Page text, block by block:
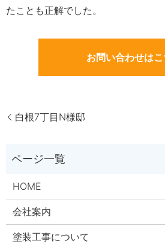
たことも正解でした。
お問い合わせはこ
白根7丁目N様邸
HOME
会社案内
塗装工事について